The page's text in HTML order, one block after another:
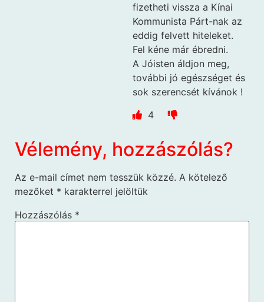
fizetheti vissza a Kínai
Kommunista Párt-nak az
eddig felvett hiteleket.
Fel kéne már ébredni.
A Jóisten áldjon meg,
további jó egészséget és
sok szerencsét kívánok !
4
Vélemény, hozzászólás?
Az e-mail címet nem tesszük közzé. A kötelező
mezőket * karakterrel jelöltük
Hozzászólás *